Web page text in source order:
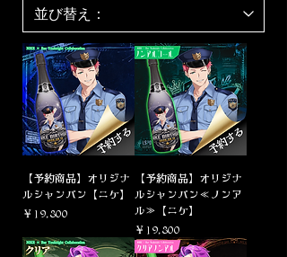
【予約商品】オリジナ
ルシャンパン【ニケ】
価格
￥19,800
【予約商品】オリジナ
ルシャンパン≪ノンア
ル≫【ニケ】
価格
￥19,800